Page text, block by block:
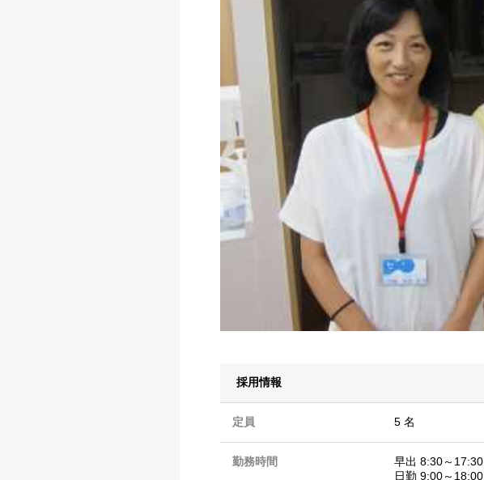
採用情報
定員 5 名
勤務時間
早出 8:30～17:30
日勤 9:00～18:00